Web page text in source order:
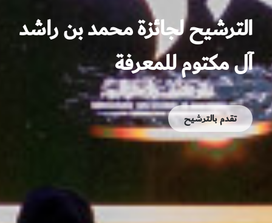
الترشيح لجائزة محمد بن راشد
آل مكتوم للمعرفة
تقدم بالترشيح